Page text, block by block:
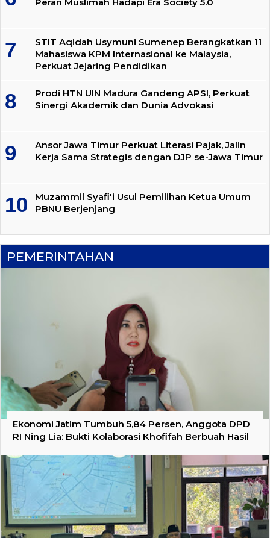
STIT Aqidah Usymuni Sumenep Berangkatkan 11
Mahasiswa KPM Internasional ke Malaysia,
Perkuat Jejaring Pendidikan
Prodi HTN UIN Madura Gandeng APSI, Perkuat
Sinergi Akademik dan Dunia Advokasi
Ansor Jawa Timur Perkuat Literasi Pajak, Jalin
Kerja Sama Strategis dengan DJP se-Jawa Timur
Muzammil Syafi'i Usul Pemilihan Ketua Umum
PBNU Berjenjang
PEMERINTAHAN
Ekonomi Jatim Tumbuh 5,84 Persen, Anggota DPD
RI Ning Lia: Bukti Kolaborasi Khofifah Berbuah Hasil